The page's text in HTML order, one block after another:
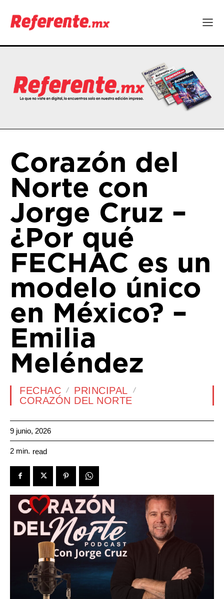
Corazón del
Norte con
Jorge Cruz –
¿Por qué
FECHAC es un
modelo único
en México? –
Emilia
Meléndez
FECHAC
PRINCIPAL
CORAZÓN DEL NORTE
9 junio, 2026
2 min. read